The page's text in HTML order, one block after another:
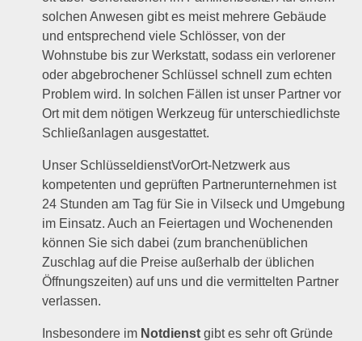
solchen Anwesen gibt es meist mehrere Gebäude
und entsprechend viele Schlösser, von der
Wohnstube bis zur Werkstatt, sodass ein verlorener
oder abgebrochener Schlüssel schnell zum echten
Problem wird. In solchen Fällen ist unser Partner vor
Ort mit dem nötigen Werkzeug für unterschiedlichste
Schließanlagen ausgestattet.
Unser SchlüsseldienstVorOrt-Netzwerk aus
kompetenten und geprüften Partnerunternehmen ist
24 Stunden am Tag für Sie in Vilseck und Umgebung
im Einsatz. Auch an Feiertagen und Wochenenden
können Sie sich dabei (zum branchenüblichen
Zuschlag auf die Preise außerhalb der üblichen
Öffnungszeiten) auf uns und die vermittelten Partner
verlassen.
Insbesondere im Notdienst gibt es sehr oft Gründe